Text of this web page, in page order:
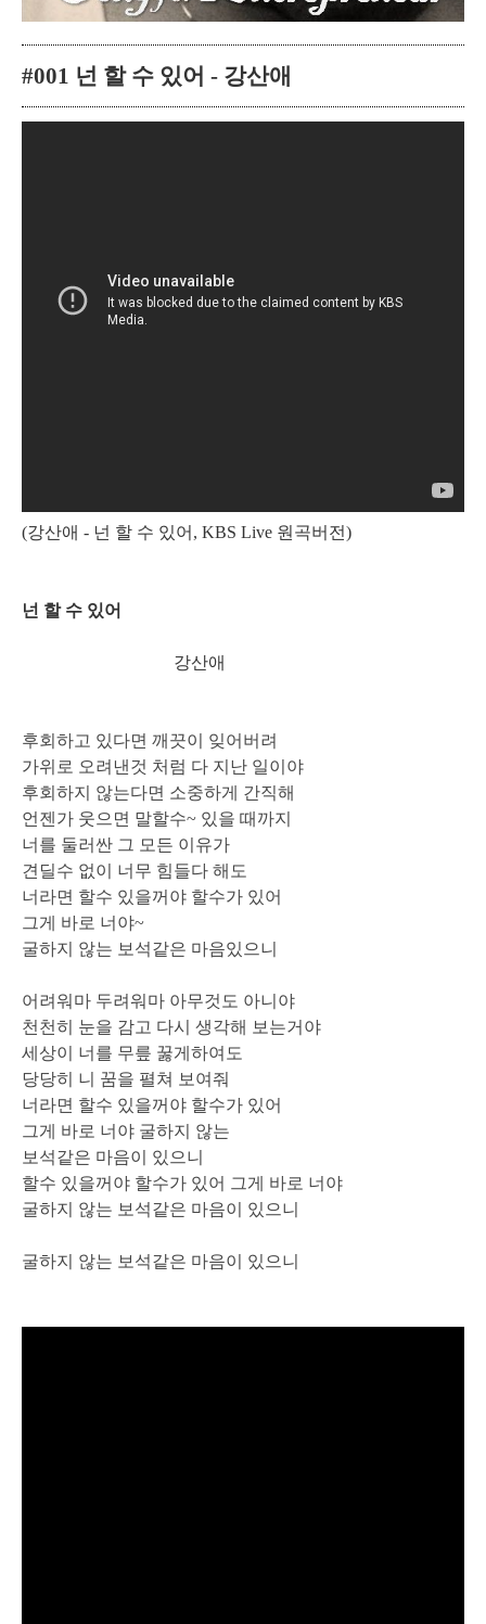
#001 넌 할 수 있어 - 강산애
(강산애 - 넌 할 수 있어, KBS Live 원곡버전)
넌 할 수 있어
강산애
후회하고 있다면 깨끗이 잊어버려
가위로 오려낸것 처럼 다 지난 일이야
후회하지 않는다면 소중하게 간직해
언젠가 웃으면 말할수~ 있을 때까지
너를 둘러싼 그 모든 이유가
견딜수 없이 너무 힘들다 해도
너라면 할수 있을꺼야 할수가 있어
그게 바로 너야~
굴하지 않는 보석같은 마음있으니
어려워마 두려워마 아무것도 아니야
천천히 눈을 감고 다시 생각해 보는거야
세상이 너를 무릎 꿇게하여도
당당히 니 꿈을 펼쳐 보여줘
너라면 할수 있을꺼야 할수가 있어
그게 바로 너야 굴하지 않는
보석같은 마음이 있으니
할수 있을꺼야 할수가 있어 그게 바로 너야
굴하지 않는 보석같은 마음이 있으니
굴하지 않는 보석같은 마음이 있으니